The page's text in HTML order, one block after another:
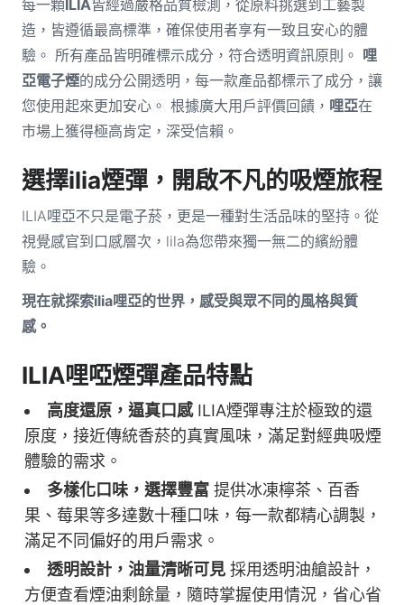
每一顆ILIA皆經過嚴格品質檢測，從原料挑選到工藝製
造，皆遵循最高標準，確保使用者享有一致且安心的體
驗。 所有產品皆明確標示成分，符合透明資訊原則。 哩
亞電子煙的成分公開透明，每一款產品都標示了成分，讓
您使用起來更加安心。 根據廣大用戶評價回饋， 哩亞在
市場上獲得極高肯定，深受信賴。
選擇ilia煙彈，開啟不凡的吸煙旅程
ILIA哩亞不只是電子菸，更是一種對生活品味的堅持。從
視覺感官到口感層次，lila為您帶來獨一無二的繽紛體
驗。
現在就探索ilia哩亞的世界，感受與眾不同的風格與質
感。
ILIA哩啞煙彈產品特點
高度還原，逼真口感ILIA煙彈專注於極致的還
原度，接近傳統香菸的真實風味，滿足對經典吸煙
體驗的需求。
多樣化口味，選擇豐富提供冰凍檸茶、百香
果、莓果等多達數十種口味，每一款都精心調製，
滿足不同偏好的用戶需求。
透明設計，油量清晰可見採用透明油艙設計，
方便查看煙油剩餘量，隨時掌握使用情況，省心省